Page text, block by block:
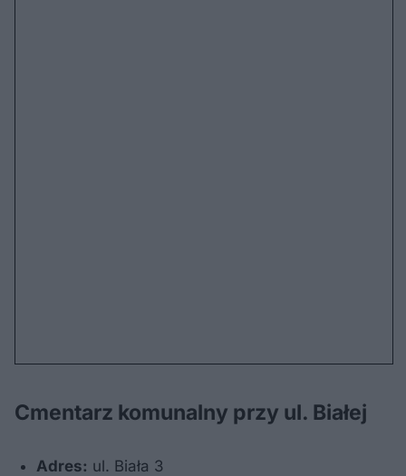
Cmentarz komunalny przy ul. Białej
Adres: ul. Biała 3